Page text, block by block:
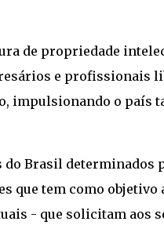
de propriedade
e profissionais
impulsionando o país
Brasil determinados
que tem como objetivo
- que solicitam aos